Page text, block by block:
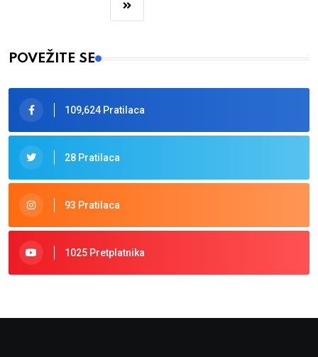
POVEŽITE SE
109,624 Pratilaca
28 Pratilaca
93 Pratilaca
1025 Pretplatnika